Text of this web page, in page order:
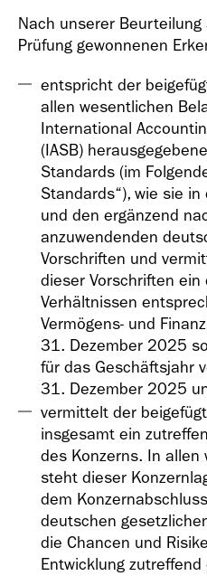
2017
Nach unserer
Prüfung gewonnenen
entspricht der
allen wesentlichen
International
(IASB)
Standards (im
Standards“), wie sie
und den ergänzend
anzuwendenden
Vorschriften und
dieser Vorschriften
Verhältnissen
Vermögens- und
31. Dezember 2025
für das Geschäftsjahr
31. Dezember 2025
vermittelt der
insgesamt ein
des Konzerns. In allen
steht dieser
dem
deutschen
die Chancen und
Entwicklung